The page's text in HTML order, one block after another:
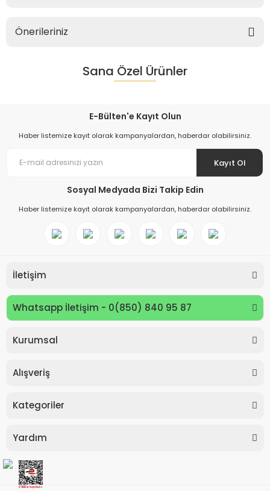
Önerileriniz
Sana Özel Ürünler
E-Bülten'e Kayıt Olun
Haber listemize kayıt olarak kampanyalardan, haberdar olabilirsiniz.
Kayıt Ol
Sosyal Medyada Bizi Takip Edin
Haber listemize kayıt olarak kampanyalardan, haberdar olabilirsiniz.
İletişim
Whatsapp İletişim - 0(850) 840 95 87
Kurumsal
Alışveriş
Kategoriler
Yardım